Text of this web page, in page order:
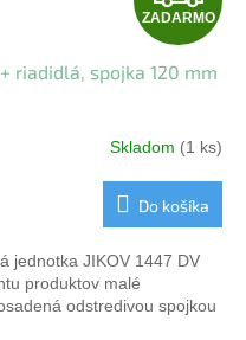
A
D
A
R
M
O
ZADARMO
riadidlá, spojka 120 mm
Skladom (1 ks)
Do košíka
jednotka JIKOV 1447 DV
produktov malé
odstredivou spojkou